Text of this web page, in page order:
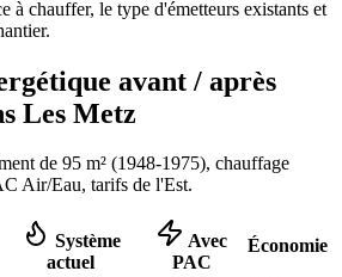
à chauffer, le type d'émetteurs existants et
avant / après
Les Metz
de 95 m² (1948-1975), chauffage
Air/Eau, tarifs de l'Est.
Système
actuel
Avec
PAC
Économie